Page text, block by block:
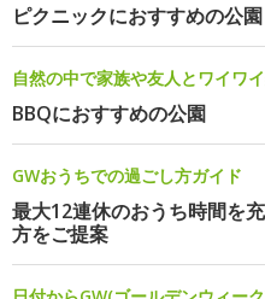
ピクニックにおすすめの公園
自然の中で家族や友人とワイワ
BBQにおすすめの公園
GWおうちでの過ごし方ガイド
最大12連休のおうち時間を
方をご提案